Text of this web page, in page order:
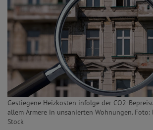
Gestiegene Heizkosten infolge der CO2-
allem Ärmere in unsanierten Wohnungen. Foto:
Stock